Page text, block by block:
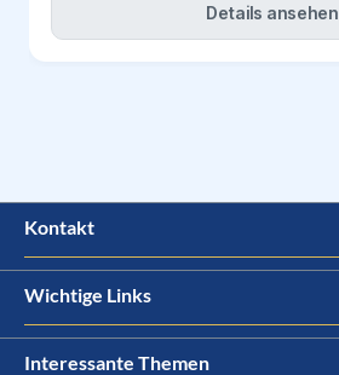
Details ansehen
Kontakt
Wichtige Links
Interessante Themen